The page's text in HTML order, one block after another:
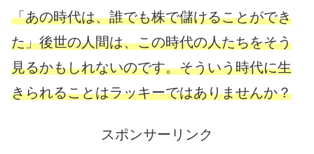
「あの時代は、誰でも株で儲けることができ
た」後世の人間は、この時代の人たちをそう
見るかもしれないのです。そういう時代に生
きられることはラッキーではありませんか？
スポンサーリンク